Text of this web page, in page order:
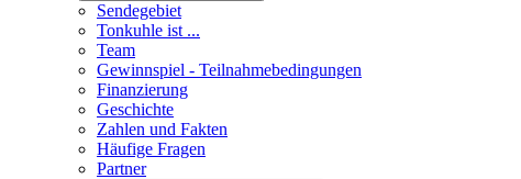
Sendegebiet
Tonkuhle ist ...
Team
Gewinnspiel - Teilnahmebedingungen
Finanzierung
Geschichte
Zahlen und Fakten
Häufige Fragen
Partner